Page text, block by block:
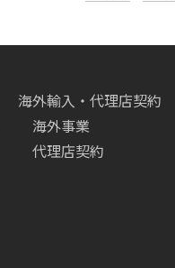
海外輸入・代理店契約
海外事業
代理店契約